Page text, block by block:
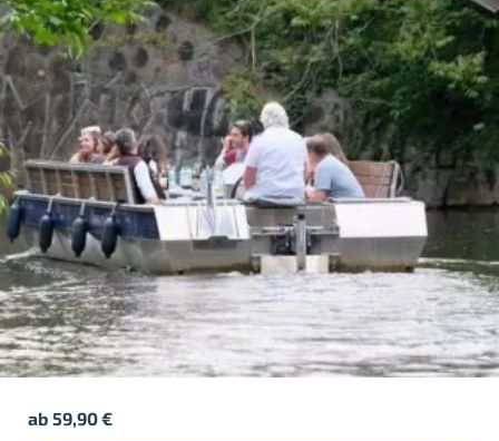
ab59,90€